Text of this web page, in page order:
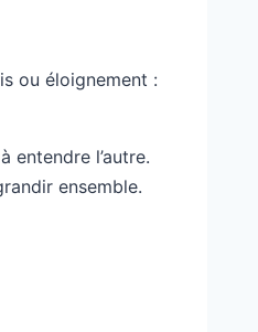
ou éloignement :
l’autre.
ensemble.